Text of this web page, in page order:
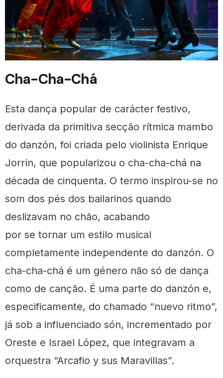
Cha-Cha-Chá
Esta dança popular de carácter festivo,
derivada da primitiva secção rítmica mambo
do danzón, foi criada pelo violinista Enrique
Jorrín, que popularizou o cha-cha-chá na
década de cinquenta. O termo inspirou-se no
som dos pés dos bailarinos quando
deslizavam no chão, acabando
por se tornar um estilo musical
completamente independente do danzón. O
cha-cha-chá é um género não só de dança
como de canção. É uma parte do danzón e,
especificamente, do chamado “nuevo ritmo”,
já sob a influenciado són, incrementado por
Oreste e Israel López, que integravam a
orquestra “Arcafio y sus Maravillas”.